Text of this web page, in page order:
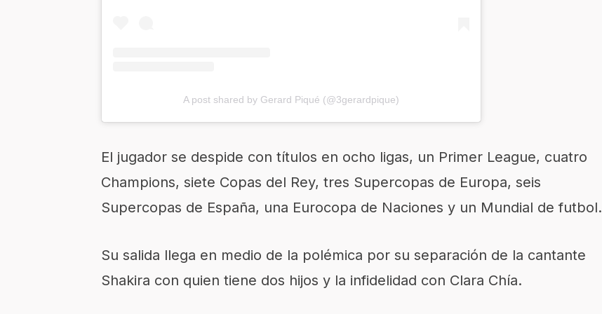
A post shared by Gerard Piqué (@3gerardpique)
El jugador se despide con títulos en ocho ligas, un Primer League, cuatro
Champions, siete Copas del Rey, tres Supercopas de Europa, seis
Supercopas de España, una Eurocopa de Naciones y un Mundial de futbol.
Su salida llega en medio de la polémica por su separación de la cantante
Shakira con quien tiene dos hijos y la infidelidad con Clara Chía.